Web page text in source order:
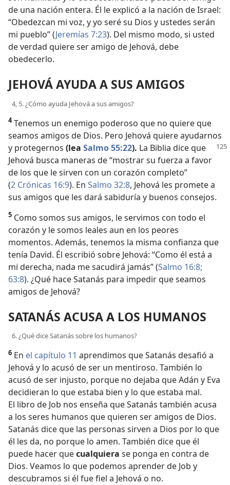
de una nación entera. Él le explicó a la nación de Israel:
“Obedezcan mi voz, y yo seré su Dios y ustedes serán
mi pueblo” (Jeremías 7:23). Del mismo modo, si usted
de verdad quiere ser amigo de Jehová, debe
obedecerlo.
JEHOVÁ AYUDA A SUS AMIGOS
4, 5. ¿Cómo ayuda Jehová a sus amigos?
4Tenemos un enemigo poderoso que no quiere que
seamos amigos de Dios. Pero Jehová quiere ayudarnos
y protegernos (lea Salmo 55:22). La Biblia dice que
Jehová busca maneras de “mostrar su fuerza a favor
de los que le sirven con un corazón completo”
(2 Crónicas 16:9). En Salmo 32:8, Jehová les promete a
sus amigos que les dará sabiduría y buenos consejos.
5 Como somos sus amigos, le servimos con todo el
corazón y le somos leales aun en los peores
momentos. Además, tenemos la misma confianza que
tenía David. Él escribió sobre Jehová: “Como él está a
mi derecha, nada me sacudirá jamás” (Salmo 16:8;
63:8). ¿Qué hace Satanás para impedir que seamos
amigos de Jehová?
SATANÁS ACUSA A LOS HUMANOS
6. ¿Qué dice Satanás sobre los humanos?
6 En el capítulo 11 aprendimos que Satanás desafió a
Jehová y lo acusó de ser un mentiroso. También lo
acusó de ser injusto, porque no dejaba que Adán y Eva
decidieran lo que estaba bien y lo que estaba mal.
El libro de Job nos enseña que Satanás también acusa
a los seres humanos que quieren ser amigos de Dios.
Satanás dice que las personas sirven a Dios por lo que
él les da, no porque lo amen. También dice que él
puede hacer quecualquiera se ponga en contra de
Dios. Veamos lo que podemos aprender de Job y
descubramos si él fue fiel a Jehová o no.